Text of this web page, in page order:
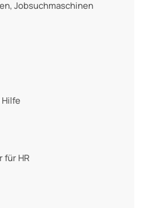
Jobsuchmaschinen
für HR